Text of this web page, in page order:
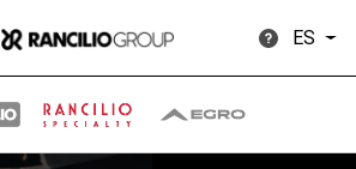
ES